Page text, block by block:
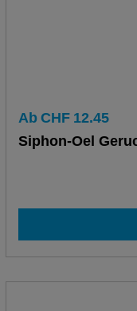
Ab CHF 12.45
Siphon-Oel